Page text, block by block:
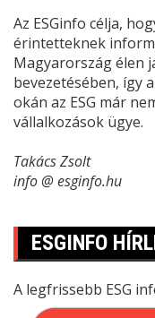
Az ESGinfo célja,
érintetteknek
Magyarország élen
bevezetésében, így
okán az ESG már
vállalkozások ügye.
Takács Zsolt
info @ esginfo.hu
ESGINFO
A legfrissebb ESG